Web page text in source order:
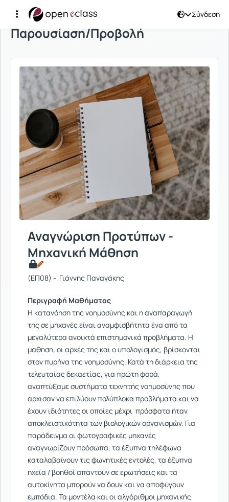
Σύνδεση
Παρουσίαση/Προβολή
Αναγνώριση Προτύπων -
Μηχανική Μάθηση
(ΕΠ08) - Γιάννης Παναγάκης
Περιγραφή Μαθήματος
Η κατανόηση της νοημοσύνης και η αναπαραγωγή
της σε μηχανές είναι αναμφισβήτητα ένα από τα
μεγαλύτερα ανοιχτά επιστημονικά προβλήματα. Η
μάθηση, οι αρχές της και ο υπολογισμός, βρίσκονται
στον πυρήνα της νοημοσύνης. Κατά τη διάρκεια της
τελευταίας δεκαετίας, για πρώτη φορά,
αναπτύξαμε συστήματα τεχνητής νοημοσύνης που
άρχισαν να επιλύουν πολύπλοκα προβλήματα και να
έχουν ιδιότητες οι οποίες μέχρι πρόσφατα ήταν
αποκλειστικότητα των βιολογικών οργανισμών. Για
παράδειγμα οι φωτογραφικές μηχανές
αναγνωρίζουν πρόσωπα, τα έξυπνα τηλέφωνα
καταλαβαίνουν τις φωνητικές εντολές, τα έξυπνα
ηχεία / βοηθοί απαντούν σε ερωτήσεις και τα
αυτοκίνητα μπορούν να δουν και να αποφύγουν
εμπόδια. Τα μοντέλα και οι αλγόριθμοι μηχανικής